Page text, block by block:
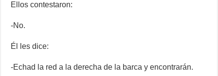
Ellos contestaron:
-No.
Él les dice:
-Echad la red a la derecha de la barca y encontrarán.